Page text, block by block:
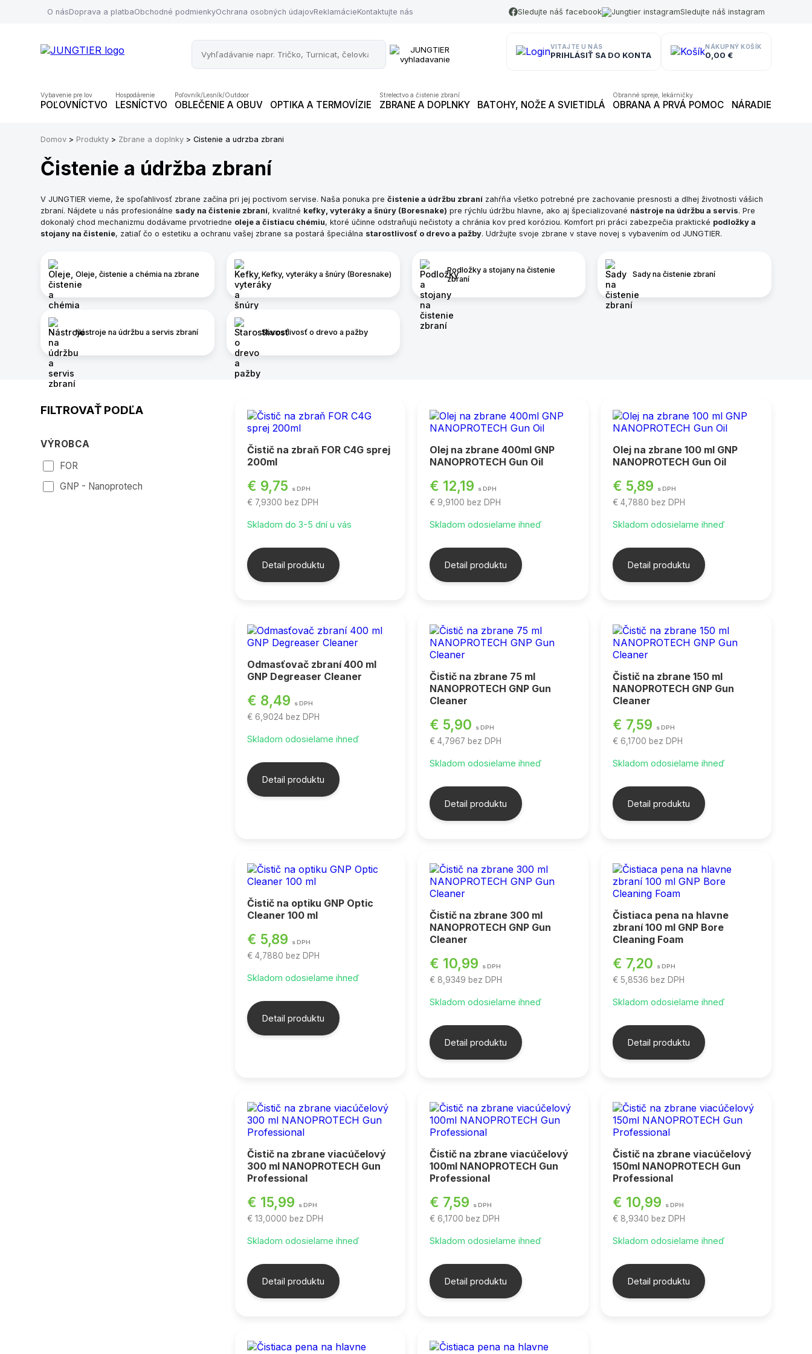
O násDoprava a platbaObchodné podmienkyOchrana osobných údajovReklamácieKontaktujte nás Sledujte náš facebook Sledujte náš instagram
VITAJTE U NÁS
PRIHLÁSIŤ SA DO KONTA
NÁKUPNÝ KOŠÍK
0,00 €
Vybavenie pre lov
POĽOVNÍCTVO
Hospodárenie
LESNÍCTVO
Poľovník/Lesník/Outdoor
OBLEČENIE A OBUV OPTIKA A TERMOVÍZIE
Strelectvo a čistenie zbraní
ZBRANE A DOPLNKY BATOHY, NOŽE A SVIETIDLÁ
Obranné spreje, lekárničky
OBRANA A PRVÁ POMOC NÁRADIE
Domov > Produkty > Zbrane a doplnky > Cistenie a udrzba zbrani
Čistenie a údržba zbraní
V JUNGTIER vieme, že spoľahlivosť zbrane začína pri jej poctivom servise. Naša ponuka prečistenie a údržbu zbraní zahŕňa všetko potrebné pre zachovanie presnosti a dlhej životnosti vášich
zbraní. Nájdete u nás profesionálne sady na čistenie zbraní, kvalitné kefky, vyteráky a šnúry (Boresnake) pre rýchlu údržbu hlavne, ako aj špecializované nástroje na údržbu a servis. Pre
dokonalý chod mechanizmu dodávame prvotriedne oleje a čistiacu chémiu, ktoré účinne odstraňujú nečistoty a chránia kov pred koróziou. Komfort pri práci zabezpečia praktické podložky a
stojany na čistenie, zatiaľ čo o estetiku a ochranu vašej zbrane sa postará špeciálna starostlivosť o drevo a pažby. Udržujte svoje zbrane v stave novej s vybavením od JUNGTIER.
Oleje, čistenie a chémia na zbrane Kefky, vyteráky a šnúry (Boresnake)
Podložky a stojany na čistenie
zbraní
Sady na čistenie zbraní
Nástroje na údržbu a servis zbraní Starostlivosť o drevo a pažby
FILTROVAŤ PODĽA
VÝROBCA
FOR
GNP - Nanoprotech
Čistič na zbraň FOR C4G sprej
200ml
€ 9,75 s DPH
€ 7,9300 bez DPH
Skladom do 3-5 dní u vás
Detail produktu
Olej na zbrane 400ml GNP
NANOPROTECH Gun Oil
€ 12,19 s DPH
€ 9,9100 bez DPH
Skladom odosielame ihneď
Detail produktu
Olej na zbrane 100 ml GNP
NANOPROTECH Gun Oil
€ 5,89 s DPH
€ 4,7880 bez DPH
Skladom odosielame ihneď
Detail produktu
Odmasťovač zbraní 400 ml
GNP Degreaser Cleaner
€ 8,49 s DPH
€ 6,9024 bez DPH
Skladom odosielame ihneď
Detail produktu
Čistič na zbrane 75 ml
NANOPROTECH GNP Gun
Cleaner
€ 5,90 s DPH
€ 4,7967 bez DPH
Skladom odosielame ihneď
Detail produktu
Čistič na zbrane 150 ml
NANOPROTECH GNP Gun
Cleaner
€ 7,59 s DPH
€ 6,1700 bez DPH
Skladom odosielame ihneď
Detail produktu
Čistič na optiku GNP Optic
Cleaner 100 ml
€ 5,89 s DPH
€ 4,7880 bez DPH
Skladom odosielame ihneď
Detail produktu
Čistič na zbrane 300 ml
NANOPROTECH GNP Gun
Cleaner
€ 10,99 s DPH
€ 8,9349 bez DPH
Skladom odosielame ihneď
Detail produktu
Čistiaca pena na hlavne
zbraní 100 ml GNP Bore
Cleaning Foam
€ 7,20 s DPH
€ 5,8536 bez DPH
Skladom odosielame ihneď
Detail produktu
Čistič na zbrane viacúčelový
300 ml NANOPROTECH Gun
Professional
€ 15,99 s DPH
€ 13,0000 bez DPH
Skladom odosielame ihneď
Detail produktu
Čistič na zbrane viacúčelový
100ml NANOPROTECH Gun
Professional
€ 7,59 s DPH
€ 6,1700 bez DPH
Skladom odosielame ihneď
Detail produktu
Čistič na zbrane viacúčelový
150ml NANOPROTECH Gun
Professional
€ 10,99 s DPH
€ 8,9340 bez DPH
Skladom odosielame ihneď
Detail produktu